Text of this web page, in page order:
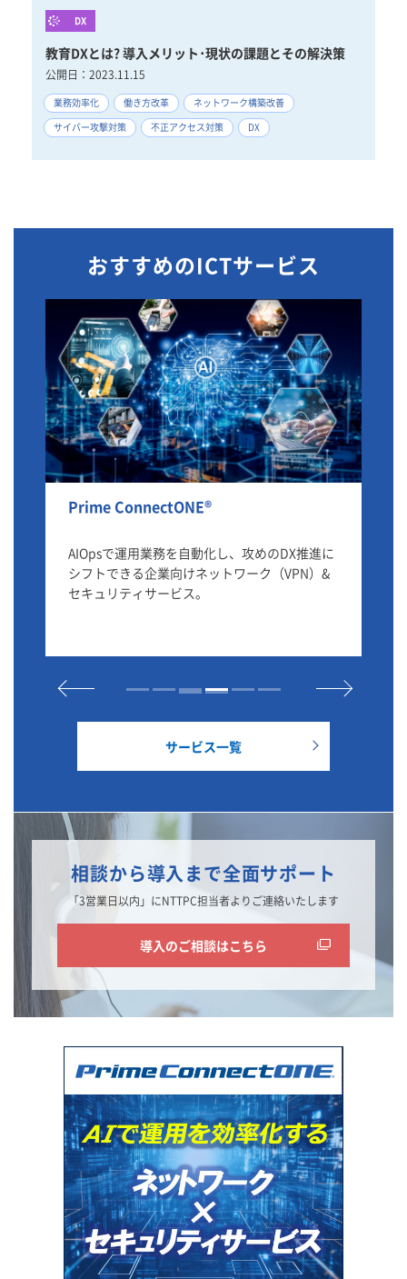
DX
教育DXとは? 導入メリット･現状の課題とその解決策
公開日： 2023.11.15
業務効率化 働き方改革
ネットワーク構築改善
サイバー攻撃対策
不正アクセス対策 DX
おすすめのICTサービス
Prime ConnectONE®
AIOpsで運用業務を自動化し、攻めのDX推進に
シフトできる企業向けネットワーク（VPN）&
セキュリティサービス。
サービス一覧
相談から導入まで全面サポート
「3営業日以内」にNTTPC担当者よりご連絡いたします
導入のご相談はこちら